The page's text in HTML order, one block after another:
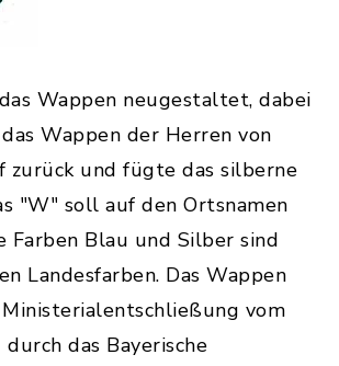
Wappen neugestaltet, dabei
Wappen der Herren von
zurück und fügte das silberne
"W" soll auf den Ortsnamen
Farben Blau und Silber sind
Landesfarben. Das Wappen
vom
das Bayerische